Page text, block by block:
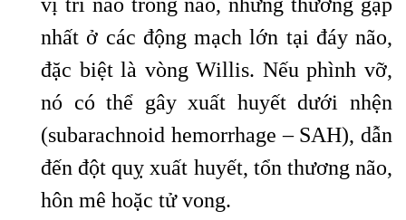
nhất ở các động mạch lớn tại đáy não,
đặc biệt là vòng Willis. Nếu phình vỡ,
nó có thể gây xuất huyết dưới nhện
(subarachnoid hemorrhage – SAH), dẫn
đến đột quỵ xuất huyết, tổn thương não,
hôn mê hoặc tử vong.